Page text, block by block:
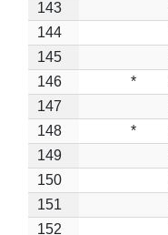
143
144
145
146
*
147
148
*
149
150
151
152